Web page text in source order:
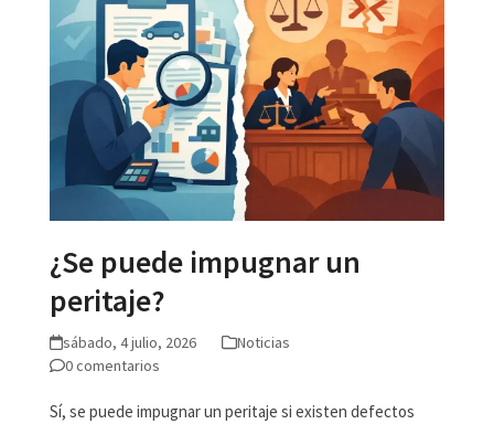
¿Se puede impugnar un
peritaje?
sábado, 4 julio, 2026
Noticias
0 comentarios
Sí, se puede impugnar un peritaje si existen defectos